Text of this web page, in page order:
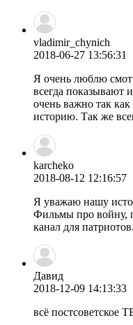
vladimir_chynich
2018-06-27 13:56:31
Я очень люблю
всегда
очень важно так
историю. Так же
karcheko
2018-08-12 12:16:57
Я уважаю нашу
Фильмы про войну,
канал для патриотов.
Давид
2018-12-09 14:13:33
всё постсоветское